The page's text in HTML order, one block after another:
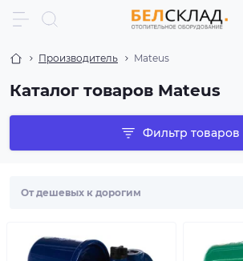
Производитель Mateus
Каталог товаров Mateus
Фильтр товаров